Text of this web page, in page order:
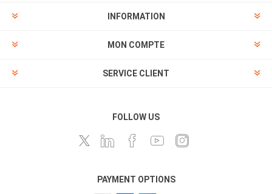
INFORMATION
MON COMPTE
SERVICE CLIENT
FOLLOW US
PAYMENT OPTIONS